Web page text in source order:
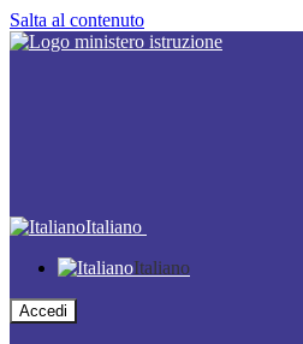
Salta al contenuto
Italiano
Italiano
Accedi